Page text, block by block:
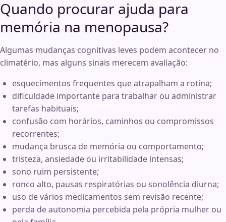
Quando procurar ajuda para
memória na menopausa?
Algumas mudanças cognitivas leves podem acontecer no
climatério, mas alguns sinais merecem avaliação:
esquecimentos frequentes que atrapalham a rotina;
dificuldade importante para trabalhar ou administrar
tarefas habituais;
confusão com horários, caminhos ou compromissos
recorrentes;
mudança brusca de memória ou comportamento;
tristeza, ansiedade ou irritabilidade intensas;
sono ruim persistente;
ronco alto, pausas respiratórias ou sonolência diurna;
uso de vários medicamentos sem revisão recente;
perda de autonomia percebida pela própria mulher ou